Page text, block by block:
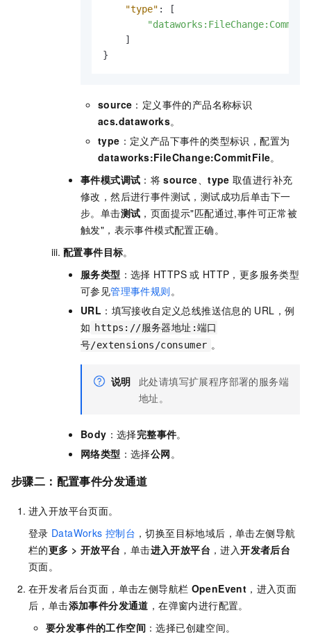
"type" :
[
]
}
source ：定义事件的产品名称标识
acs.dataworks。
type ：定义产品下事件的类型标识，配置为
dataworks:FileChange:CommitFile。
事件模式调试 ：将 source 、type 取值进行补充
修改，然后进行事件测试，测试成功后单击下一
步。单击测试 ，页面提示"匹配通过,事件可正常被
触发"，表示事件模式配置正确。
配置事件目标。
服务类型 ：选择 HTTPS 或 HTTP，更多服务类型
可参见管理事件规则 。
URL ：填写接收自定义总线推送信息的 URL，例
如 https://服务器地址:端口
号/extensions/consumer 。
说明
此处请填写扩展程序部署的服务端
地址。
Body ：选择完整事件。
网络类型 ：选择公网 。
步骤二：配置事件分发通道
进入开放平台页面。
登录 DataWorks 控制台 ，切换至目标地域后，单击左侧导航
栏的更多 > 开放平台 ，单击进入开放平台 ，进入开发者后台
页面。
在开发者后台页面，单击左侧导航栏 OpenEvent ，进入页面
后，单击添加事件分发通道 ，在弹窗内进行配置。
要分发事件的工作空间 ：选择已创建空间。